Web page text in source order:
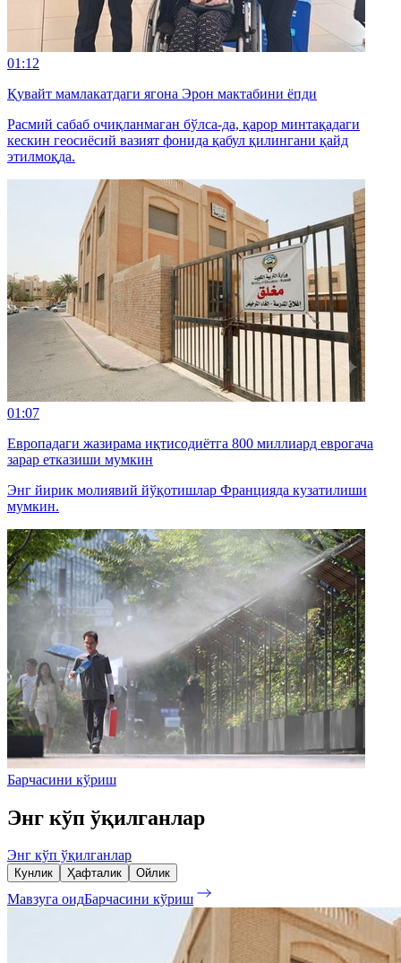
01:12
Қувайт мамлакатдаги ягона Эрон мактабини ёпди
Расмий сабаб очиқланмаган бўлса-да, қарор минтақадаги
кескин геосиёсий вазият фонида қабул қилингани қайд
этилмоқда.
01:07
Европадаги жазирама иқтисодиётга 800 миллиард еврогача
зарар етказиши мумкин
Энг йирик молиявий йўқотишлар Францияда кузатилиши
мумкин.
Барчасини кўриш
Энг кўп ўқилганлар
Энг кўп ўқилганлар
Кунлик Ҳафталик Ойлик
Мавзуга оидБарчасини кўриш